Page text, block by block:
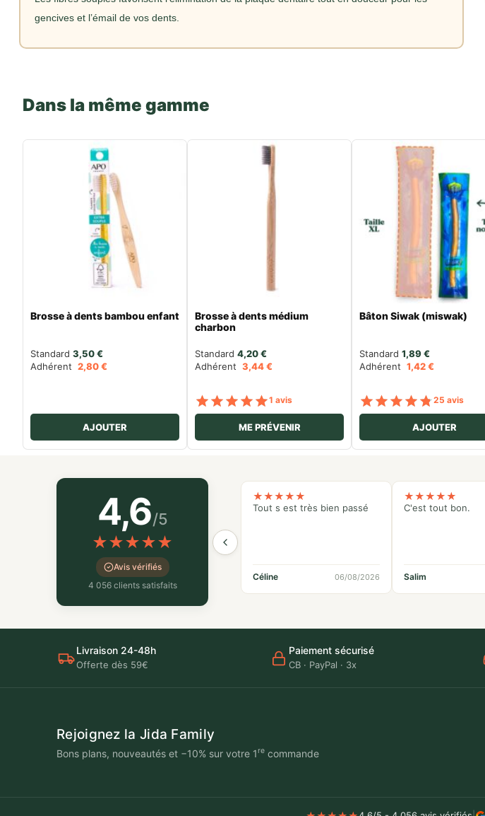
gencives et l’émail de vos dents.
Dans la même gamme
Brosse à dents bambou enfant
Standard 3,50€
Adhérent 2,80€
AJOUTER
Brosse à dents médium
charbon
Standard 4,20€
Adhérent3,44€
Note
1 avis
ME PRÉVENIR
Bâton Siwak (miswak)
Standard 1,89€
Adhérent1,42€
Note
25 avis
AJOUTER
4,6/5
★★★★★
Avis vérifiés
4 056 clients satisfaits
★★★★★
Tout s est très bien passé
Céline 06/08/2026
★★★★★
C'est tout bon.
Salim
Livraison 24-48h
Offerte dès 59€
Paiement sécurisé
CB · PayPal · 3x
Rejoignez la Jida Family
Bons plans, nouveautés et −10% sur votre 1re commande